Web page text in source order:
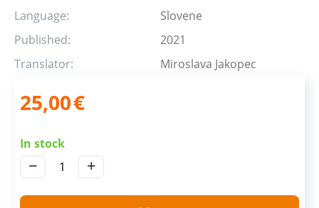
Language:
Slovene
Published:
2021
Translator:
Miroslava Jakopec
25,00€
In stock
+
−